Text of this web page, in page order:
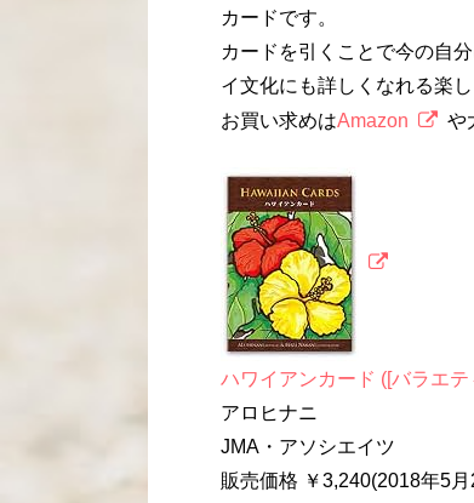
カードです。
カードを引くことで今の自
イ文化にも詳しくなれる楽
お買い求めはAmazon や
ハワイアンカード ([バラエテ
アロヒナニ
JMA・アソシエイツ
販売価格 ￥3,240(2018年5